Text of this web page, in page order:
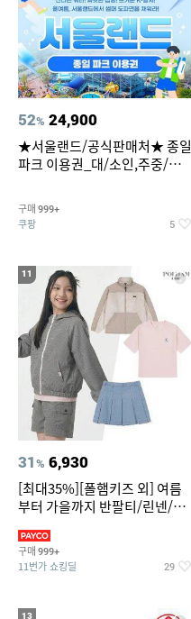
52% 24,900
★서울랜드/공식판매처★ 종일
파크 이용권_대/소인,주중/주
구매 999+
쿠팡 5
11
31% 6,930
[최대35%][폴햄키즈 외] 여름
부터 가을까지 반팔티/린넨/맨
구매 999+
11번가 쇼킹딜 29
13